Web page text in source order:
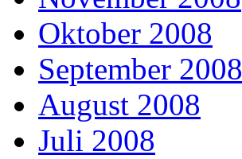
Oktober 2008
September 2008
August 2008
Juli 2008